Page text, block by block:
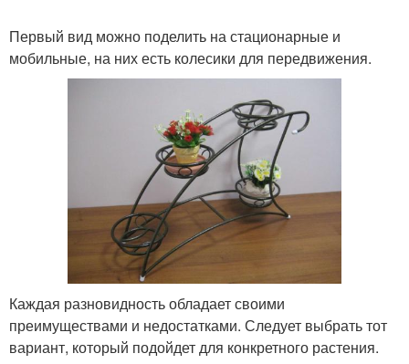
Первый вид можно поделить на стационарные и
мобильные, на них есть колесики для передвижения.
Каждая разновидность обладает своими
преимуществами и недостатками. Следует выбрать тот
вариант, который подойдет для конкретного растения.